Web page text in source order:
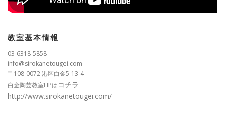
教室基本情報
03-6318-5858
info@sirokanetougei.com
〒108-0072 港区白金5-13-4
白金陶芸教室HPはコチラ
http://www.sirokanetougei.com/